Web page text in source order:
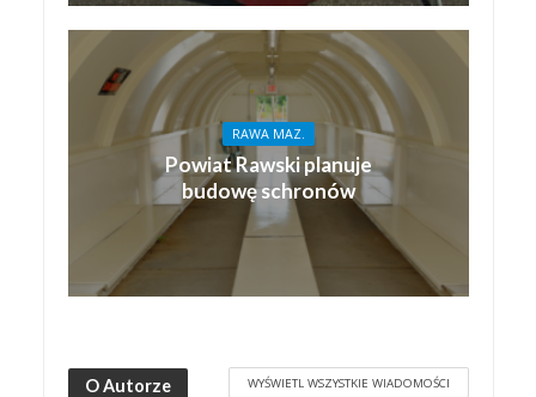
RAWA MAZ.
Powiat Rawski planuje
budowę schronów
O Autorze WYŚWIETL WSZYSTKIE WIADOMOŚCI